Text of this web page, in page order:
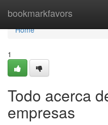
bookmarkfavors
Home
Home
1
Todo acerca
empresas